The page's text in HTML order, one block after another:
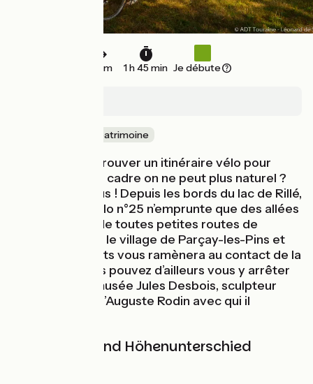
18 km 1 h 45 min Je débute
Nature & petit patrimoine
Vous rêvez de trouver un itinéraire vélo pour
pédaler dans un cadre on ne peut plus naturel ?
Ne cherchez plus ! Depuis les bords du lac de Rillé,
cette boucle vélo n°25 n’emprunte que des allées
forestières ou de toutes petites routes de
campagne. Seul le village de Parçay-les-Pins et
ses 827 habitants vous ramènera au contact de la
civilisation. Vous pouvez d’ailleurs vous y arrêter
pour visiter le musée Jules Desbois, sculpteur
contemporain d’Auguste Rodin avec qui il
Steigungen und Höhenunterschied